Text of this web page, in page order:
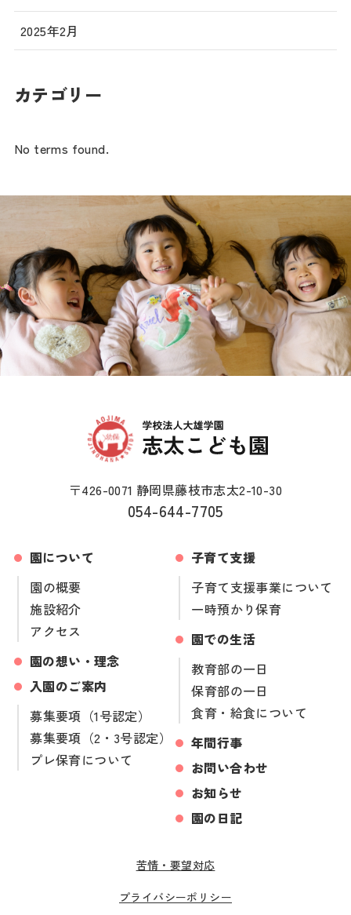
2025年2月
カテゴリー
No terms found.
〒426-0071 静岡県藤枝市志太2-10-30
054-644-7705
園について
園の概要
施設紹介
アクセス
園の想い・理念
入園のご案内
募集要項（1号認定）
募集要項（2・3号認定）
プレ保育について
子育て支援
子育て支援事業について
一時預かり保育
園での生活
教育部の一日
保育部の一日
食育・給食について
年間行事
お問い合わせ
お知らせ
園の日記
苦情・要望対応
プライバシーポリシー